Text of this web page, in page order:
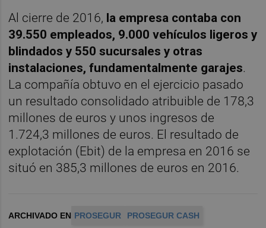
Al cierre de 2016, la empresa contaba con
39.550 empleados, 9.000 vehículos ligeros y
blindados y 550 sucursales y otras
instalaciones, fundamentalmente garajes.
La compañía obtuvo en el ejercicio pasado
un resultado consolidado atribuible de 178,3
millones de euros y unos ingresos de
1.724,3 millones de euros. El resultado de
explotación (Ebit) de la empresa en 2016 se
situó en 385,3 millones de euros en 2016.
ARCHIVADO EN PROSEGUR PROSEGUR CASH